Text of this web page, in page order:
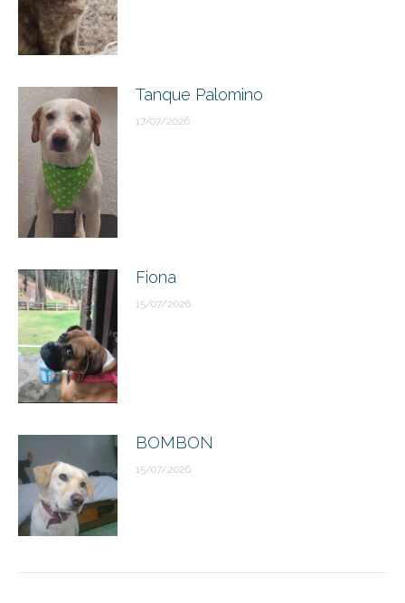
Tanque Palomino
17/07/2026
Fiona
15/07/2026
BOMBON
15/07/2026